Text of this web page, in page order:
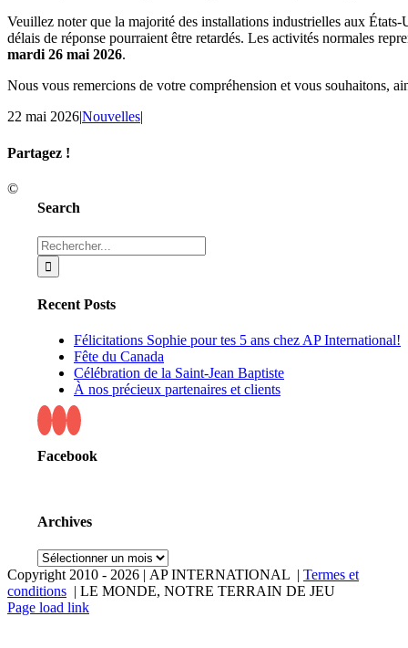
Veuillez noter que la majorité des installations industrielles aux
délais de réponse pourraient être retardés. Les activités normales
mardi 26 mai 2026.
Nous vous remercions de votre compréhension et vous souhaitons,
22 mai 2026|Nouvelles|
Partagez !
Facebook
X
Reddit
LinkedIn
Tumblr
Pinterest
Email
Search
Rechercher:
Recent Posts
Félicitations Sophie pour tes 5 ans chez AP International!
Fête du Canada
Célébration de la Saint-Jean Baptiste
À nos précieux partenaires et clients
Facebook
Archives
Archives
©
Copyright 2010 - 2026 | AP INTERNATIONAL | Termes et
conditions | LE MONDE, NOTRE TERRAIN DE JEU
LinkedIn
YouTube
Page load link